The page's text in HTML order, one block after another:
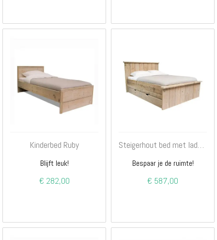
Kinderbed Ruby
Blijft leuk!
€ 282,00
Bespaar je de ruimte!
€ 587,00